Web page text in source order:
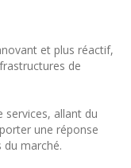
et plus réactif,
de
services, allant du
une réponse
marché.